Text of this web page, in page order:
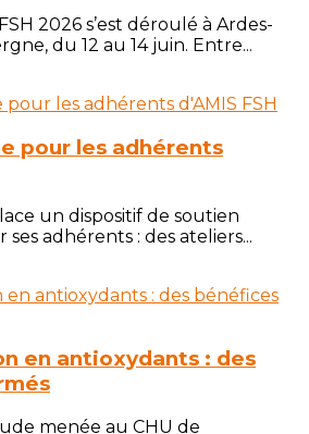
2026 s’est déroulé à Ardes-
du 12 au 14 juin. Entre...
pour les adhérents
un dispositif de soutien
adhérents : des ateliers...
en antioxydants : des
menée au CHU de